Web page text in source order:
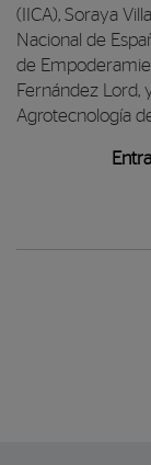
(IICA), Soraya
Nacional de
de
Fernández Lord,
Agrotecnología